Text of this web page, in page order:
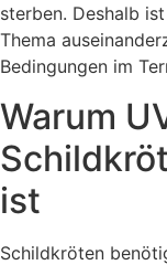
sterben. Deshalb
Thema
Bedingungen im
Warum
ist
Schildkröten